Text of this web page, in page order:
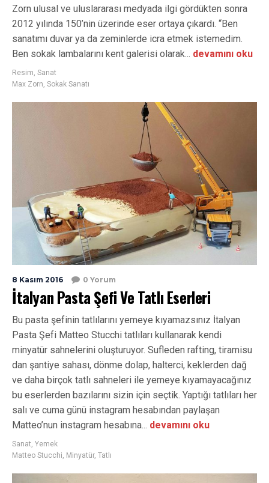
Zorn ulusal ve uluslararası medyada ilgi gördükten sonra
2012 yılında 150’nin üzerinde eser ortaya çıkardı. “Ben
sanatımı duvar ya da zeminlerde icra etmek istemedim.
Ben sokak lambalarını kent galerisi olarak... devamını oku
Resim Sanat
Max Zorn Sokak Sanatı
8 Kasım 2016 0 Yorum
İtalyan Pasta Şefi Ve Tatlı Eserleri
Bu pasta şefinin tatlılarını yemeye kıyamazsınız İtalyan
Pasta Şefi Matteo Stucchi tatlıları kullanarak kendi
minyatür sahnelerini oluşturuyor. Sufleden rafting, tiramisu
dan şantiye sahası, dönme dolap, halterci, keklerden dağ
ve daha birçok tatlı sahneleri ile yemeye kıyamayacağınız
bu eserlerden bazılarını sizin için seçtik. Yaptığı tatlıları her
salı ve cuma günü instagram hesabından paylaşan
Matteo’nun instagram hesabına... devamını oku
Sanat, Yemek
Matteo Stucchi, Minyatür, Tatlı